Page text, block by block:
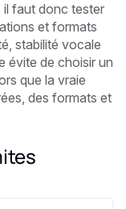
il faut donc tester
et formats
stabilité vocale
évite de choisir un
que la vraie
des formats et